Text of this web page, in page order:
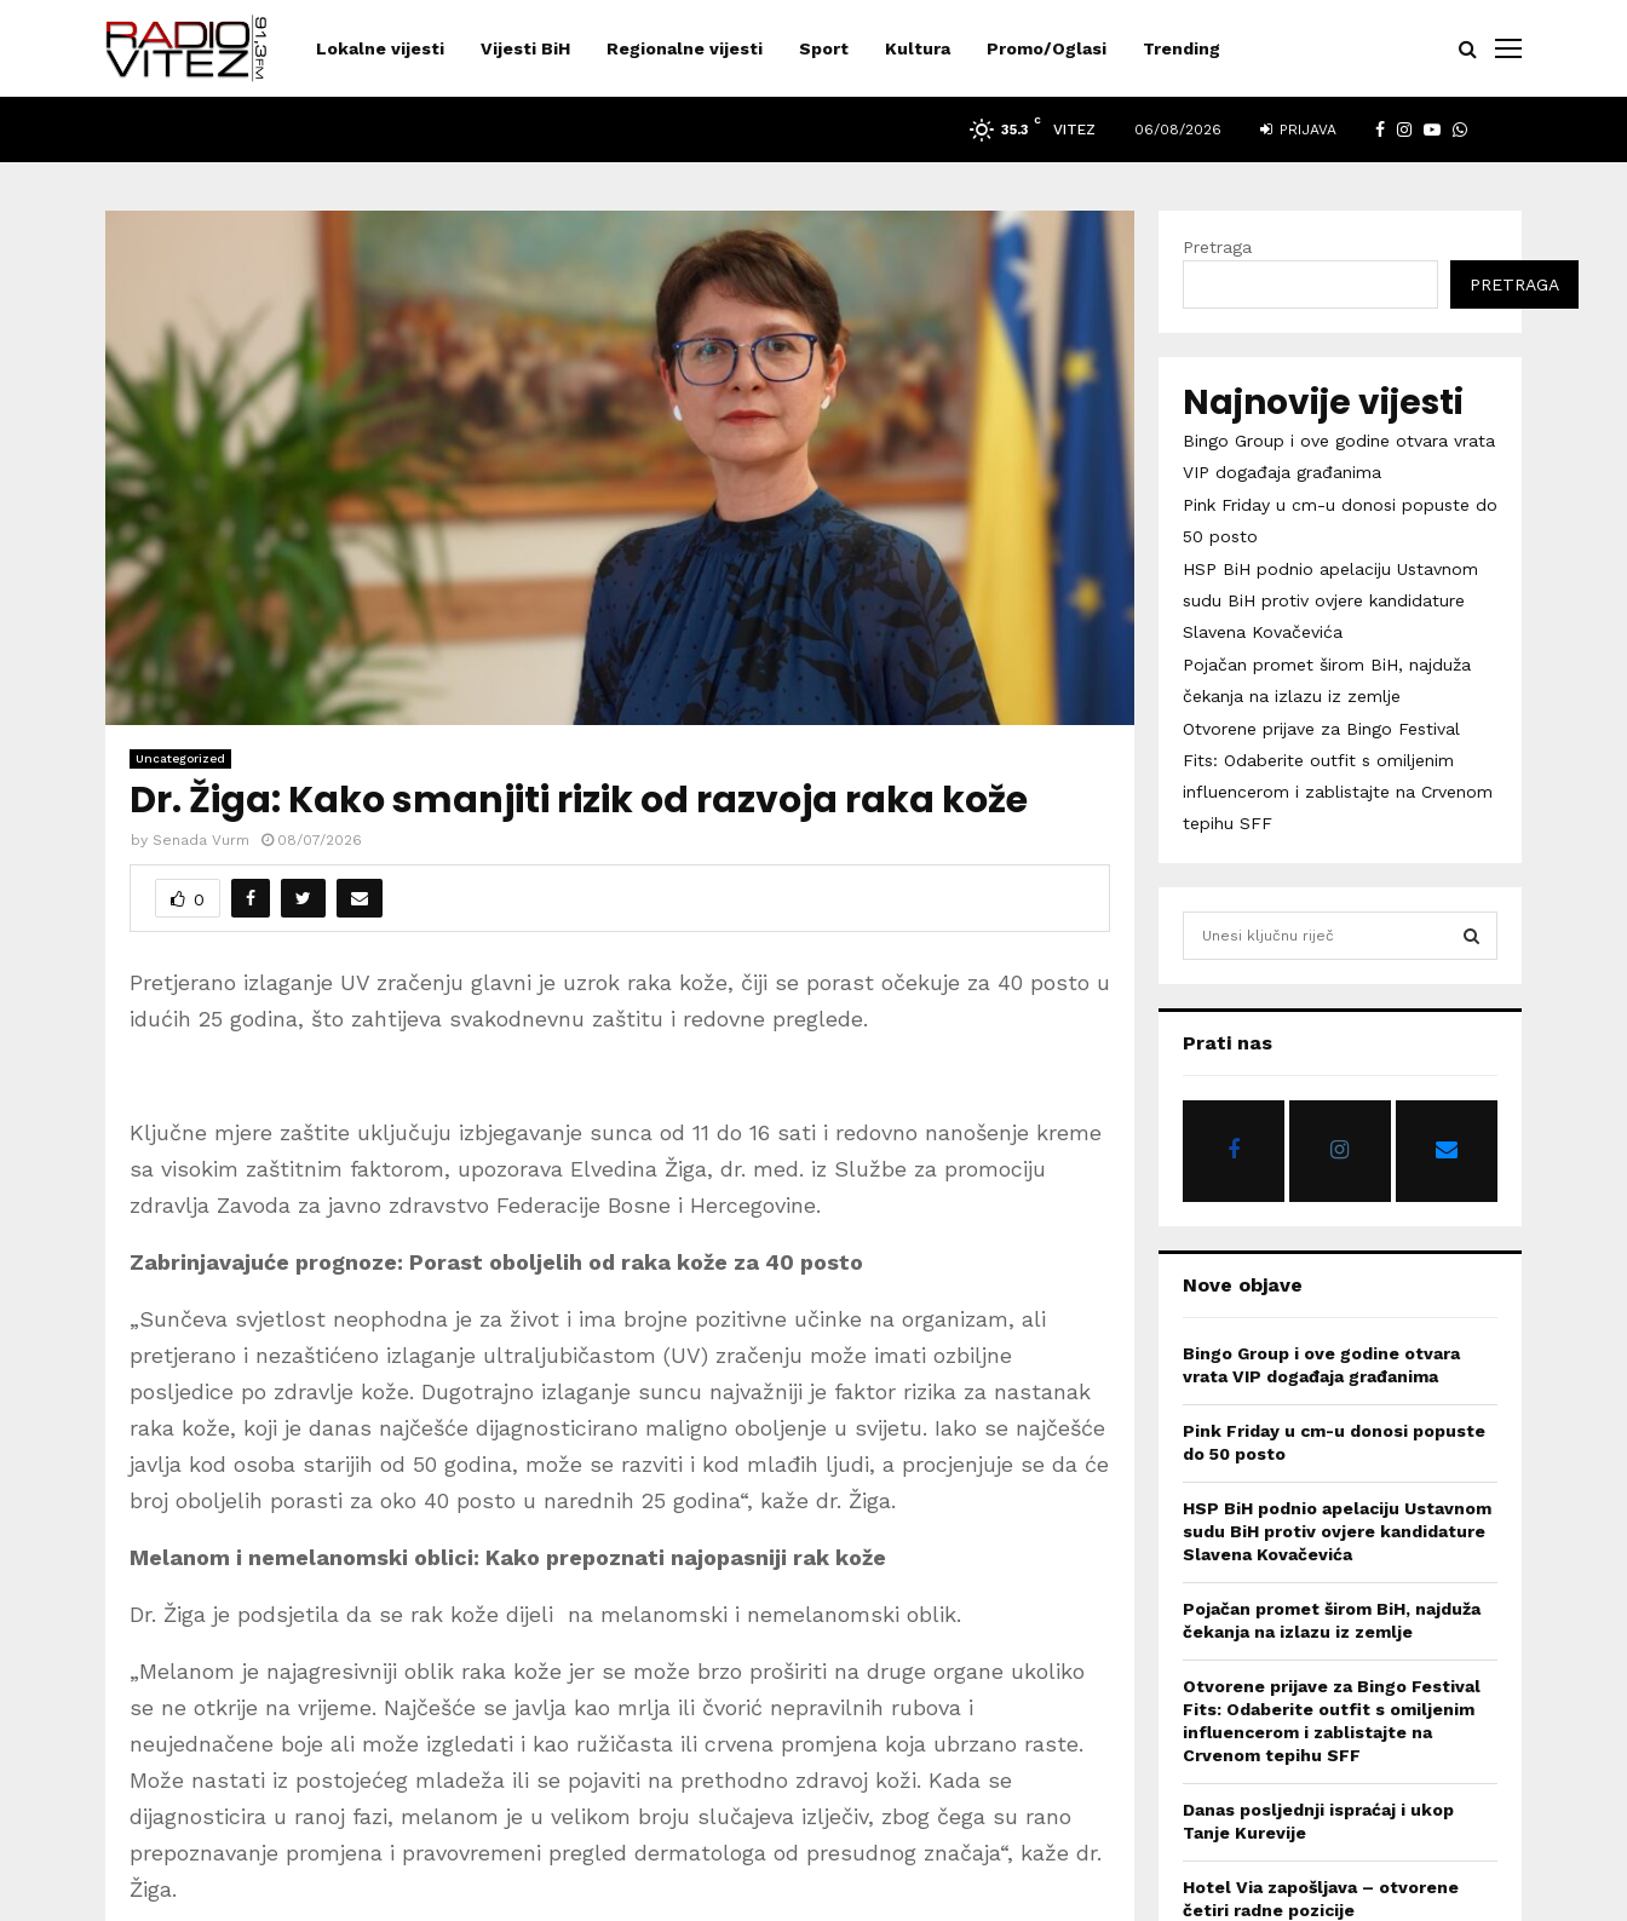
Lokalne vijesti Vijesti BiH Regionalne vijesti Sport Kultura Promo/Oglasi Trending
FACEBOOK
INSTAGRAM
YOUTUBE
WHATSAPP
35.3
C
VITEZ 06/08/2026 PRIJAVA
Uncategorized
Dr. Žiga: Kako smanjiti rizik od razvoja raka kože
by Senada Vurm 08/07/2026
0
Pretjerano izlaganje UV zračenju glavni je uzrok raka kože, čiji se porast očekuje za 40 posto u
idućih 25 godina, što zahtijeva svakodnevnu zaštitu i redovne preglede.
Ključne mjere zaštite uključuju izbjegavanje sunca od 11 do 16 sati i redovno nanošenje kreme
sa visokim zaštitnim faktorom, upozorava Elvedina Žiga, dr. med. iz Službe za promociju
zdravlja Zavoda za javno zdravstvo Federacije Bosne i Hercegovine.
Zabrinjavajuće prognoze: Porast oboljelih od raka kože za 40 posto
„Sunčeva svjetlost neophodna je za život i ima brojne pozitivne učinke na organizam, ali
pretjerano i nezaštićeno izlaganje ultraljubičastom (UV) zračenju može imati ozbiljne
posljedice po zdravlje kože. Dugotrajno izlaganje suncu najvažniji je faktor rizika za nastanak
raka kože, koji je danas najčešće dijagnosticirano maligno oboljenje u svijetu. Iako se najčešće
javlja kod osoba starijih od 50 godina, može se razviti i kod mlađih ljudi, a procjenjuje se da će
broj oboljelih porasti za oko 40 posto u narednih 25 godina“, kaže dr. Žiga.
Melanom i nemelanomski oblici: Kako prepoznati najopasniji rak kože
Dr. Žiga je podsjetila da se rak kože dijeli na melanomski i nemelanomski oblik.
„Melanom je najagresivniji oblik raka kože jer se može brzo proširiti na druge organe ukoliko
se ne otkrije na vrijeme. Najčešće se javlja kao mrlja ili čvorić nepravilnih rubova i
neujednačene boje ali može izgledati i kao ružičasta ili crvena promjena koja ubrzano raste.
Može nastati iz postojećeg mladeža ili se pojaviti na prethodno zdravoj koži. Kada se
dijagnosticira u ranoj fazi, melanom je u velikom broju slučajeva izlječiv, zbog čega su rano
prepoznavanje promjena i pravovremeni pregled dermatologa od presudnog značaja“, kaže dr.
Žiga.
Pretraga
PRETRAGA
Najnovije vijesti
Bingo Group i ove godine otvara vrata
VIP događaja građanima
Pink Friday u cm-u donosi popuste do
50 posto
HSP BiH podnio apelaciju Ustavnom
sudu BiH protiv ovjere kandidature
Slavena Kovačevića
Pojačan promet širom BiH, najduža
čekanja na izlazu iz zemlje
Otvorene prijave za Bingo Festival
Fits: Odaberite outfit s omiljenim
influencerom i zablistajte na Crvenom
tepihu SFF
h
o
Prati nas
Nove objave
Bingo Group i ove godine otvara
vrata VIP događaja građanima
Pink Friday u cm-u donosi popuste
do 50 posto
HSP BiH podnio apelaciju Ustavnom
sudu BiH protiv ovjere kandidature
Slavena Kovačevića
Pojačan promet širom BiH, najduža
čekanja na izlazu iz zemlje
Otvorene prijave za Bingo Festival
Fits: Odaberite outfit s omiljenim
influencerom i zablistajte na
Crvenom tepihu SFF
Danas posljednji ispraćaj i ukop
Tanje Kurevije
Hotel Via zapošljava – otvorene
četiri radne pozicije